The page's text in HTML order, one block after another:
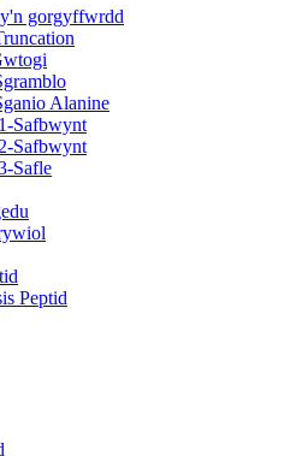
gorgyffwrdd
Alanine
Safbwynt
Safbwynt
Safle
Peptid